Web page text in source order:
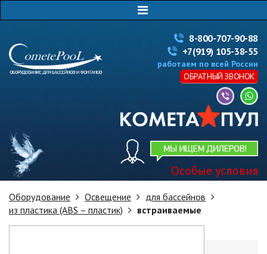
8-800-707-90-88
+7(919) 105-38-55
работаем по всей России
ОБРАТНЫЙ ЗВОНОК
Особые условия
Оборудование Освещение
для бассейнов
из пластика (ABS – пластик)
встраиваемые